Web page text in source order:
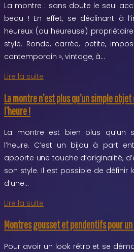
La montre : sans doute le seul
beau ! En effet, se déclinant à
heureux (ou heureuse)
style. Ronde, carrée, petite,
contemporain », vintage, à…
Lire la suite
La montre n’est plus qu’un simple
l’heure !
La montre est bien plus qu’un
l’heure. C’est un bijou à part
apporte une touche d’originalité,
son style. Il est possible de définir
d’une…
Lire la suite
Montres gousset et pendentifs pour
Pour avoir un look rétro et se